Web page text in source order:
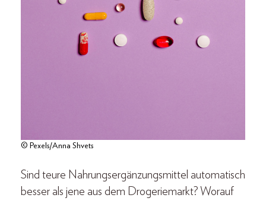
© Pexels/Anna Shvets
Sind teure Nahrungsergänzungsmittel automatisch
besser als jene aus dem Drogeriemarkt? Worauf